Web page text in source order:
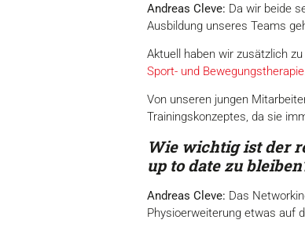
Andreas Cleve: Da wir beide
Ausbildung unseres Teams
Aktuell haben wir zusätzlich
Sport- und Bewegungstherapie
Von unseren jungen
Trainingskonzeptes, da sie
Wie wichtig ist der
up to date zu
Andreas Cleve: Das
Physioerweiterung etwas auf